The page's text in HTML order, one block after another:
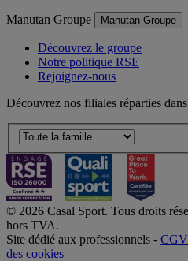
Manutan Groupe Manutan Groupe
Découvrez le groupe
Notre politique RSE
Rejoignez-nous
Découvrez nos filiales réparties
© 2026 Casal Sport. Tous droits
hors TVA.
Site dédié aux professionnels - CGV
des cookies